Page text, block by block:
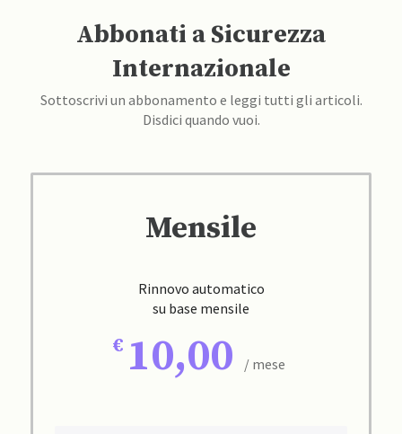
Abbonati a Sicurezza
Internazionale
Sottoscrivi un abbonamento e leggi tutti gli articoli.
Disdici quando vuoi.
Mensile
Rinnovo automatico
su base mensile
10,00 / mese